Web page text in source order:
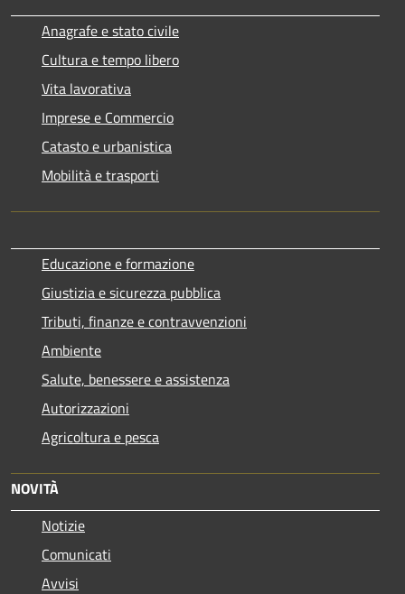
Anagrafe e stato civile
Cultura e tempo libero
Vita lavorativa
Imprese e Commercio
Catasto e urbanistica
Mobilità e trasporti
Educazione e formazione
Giustizia e sicurezza pubblica
Tributi, finanze e contravvenzioni
Ambiente
Salute, benessere e assistenza
Autorizzazioni
Agricoltura e pesca
NOVITÀ
Notizie
Comunicati
Avvisi